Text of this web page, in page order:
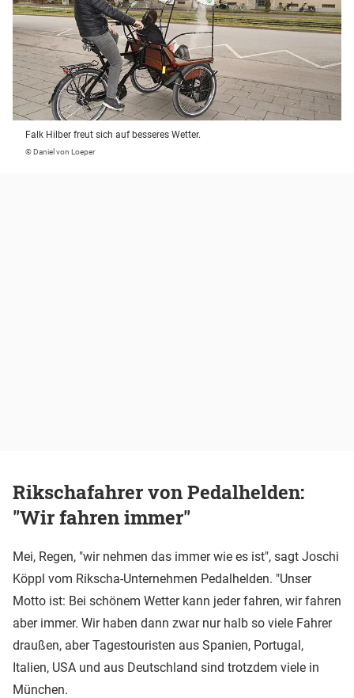
Falk Hilber freut sich auf besseres Wetter.
© Daniel von Loeper
Rikschafahrer von Pedalhelden:
"Wir fahren immer"
Mei, Regen, "wir nehmen das immer wie es ist", sagt Joschi
Köppl vom Rikscha-Unternehmen Pedalhelden. "Unser
Motto ist: Bei schönem Wetter kann jeder fahren, wir fahren
aber immer. Wir haben dann zwar nur halb so viele Fahrer
draußen, aber Tagestouristen aus Spanien, Portugal,
Italien, USA und aus Deutschland sind trotzdem viele in
München.